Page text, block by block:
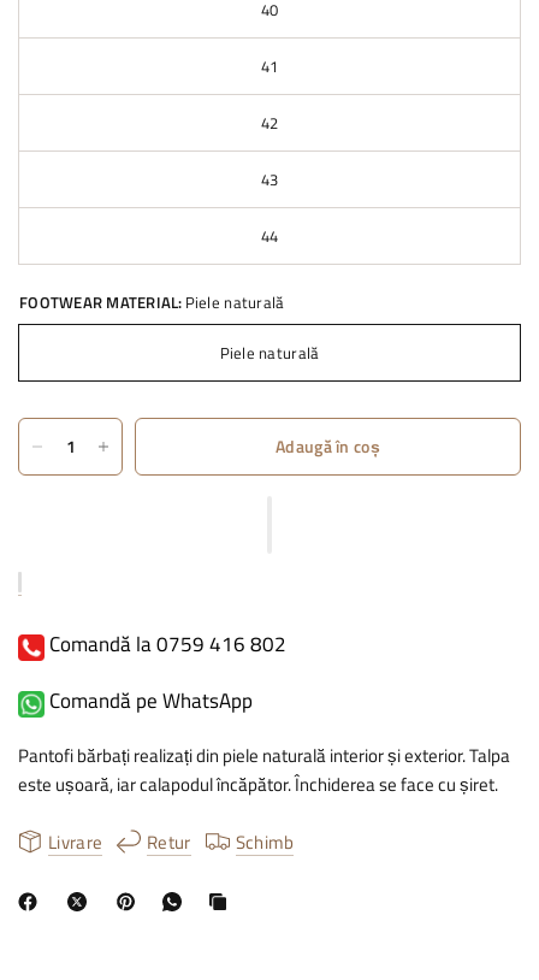
40
41
42
43
44
FOOTWEAR MATERIAL: Piele naturală
Piele naturală
Adaugă în coș
Comandă la 0759 416 802
Comandă pe WhatsApp
Pantofi bărbați realizați din piele naturală interior și exterior. Talpa
este ușoară, iar calapodul încăpător. Închiderea se face cu șiret.
Livrare Retur Schimb